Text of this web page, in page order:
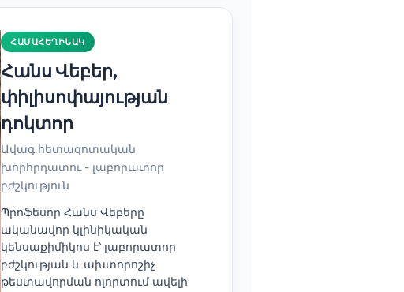
ՀԱՄԱՀԵՂԻՆԱԿ
Հանս Վեբեր,
փիլիսոփայության
դոկտոր
Ավագ հետազոտական
խորհրդատու - լաբորատոր
բժշկություն
Պրոֆեսոր Հանս Վեբերը
ականավոր կլինիկական
կենսաքիմիկոս է՝ լաբորատոր
բժշկության և ախտորոշիչ
թեստավորման ոլորտում ավելի